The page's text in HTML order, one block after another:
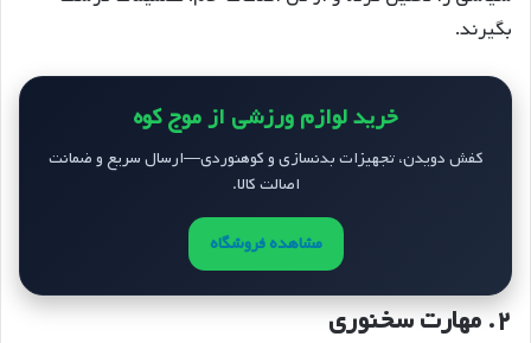
بگیرند.
خرید لوازم ورزشی از موج کوه
کفش دویدن، تجهیزات بدنسازی و کوهنوردی—ارسال سریع و ضمانت
اصالت کالا.
مشاهده فروشگاه
۲. مهارت سخنوری